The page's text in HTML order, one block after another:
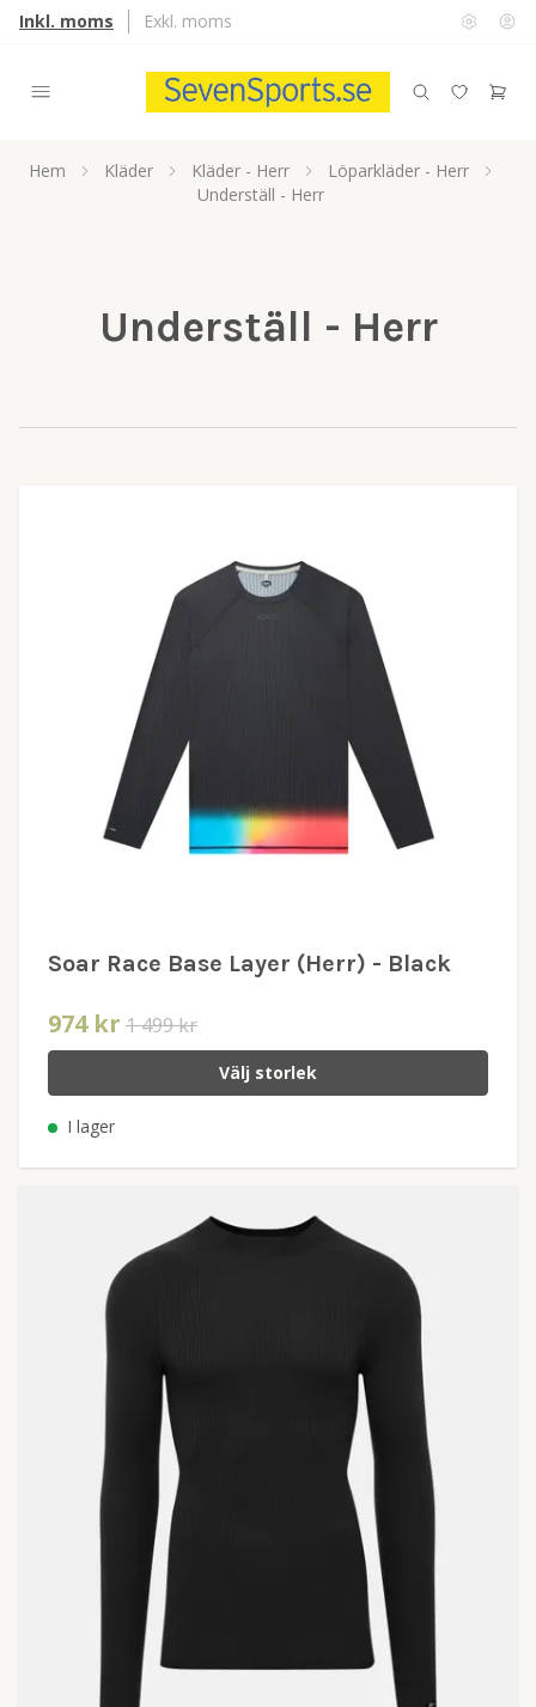
Inkl. moms Exkl. moms
Hem Kläder Kläder - Herr
Löparkläder - Herr
Underställ - Herr
Underställ - Herr
Soar Race Base Layer (Herr) - Black
974 kr 1 499 kr
Välj storlek
I lager